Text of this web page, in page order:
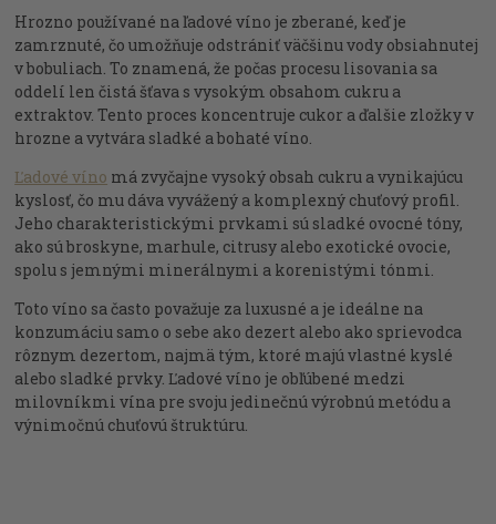
Hrozno používané na ľadové víno je zberané, keď je
zamrznuté, čo umožňuje odstrániť väčšinu vody obsiahnutej
v bobuliach. To znamená, že počas procesu lisovania sa
oddelí len čistá šťava s vysokým obsahom cukru a
extraktov. Tento proces koncentruje cukor a ďalšie zložky v
hrozne a vytvára sladké a bohaté víno.
Ľadové víno má zvyčajne vysoký obsah cukru a vynikajúcu
kyslosť, čo mu dáva vyvážený a komplexný chuťový profil.
Jeho charakteristickými prvkami sú sladké ovocné tóny,
ako sú broskyne, marhule, citrusy alebo exotické ovocie,
spolu s jemnými minerálnymi a korenistými tónmi.
Toto víno sa často považuje za luxusné a je ideálne na
konzumáciu samo o sebe ako dezert alebo ako sprievodca
rôznym dezertom, najmä tým, ktoré majú vlastné kyslé
alebo sladké prvky. Ľadové víno je obľúbené medzi
milovníkmi vína pre svoju jedinečnú výrobnú metódu a
výnimočnú chuťovú štruktúru.